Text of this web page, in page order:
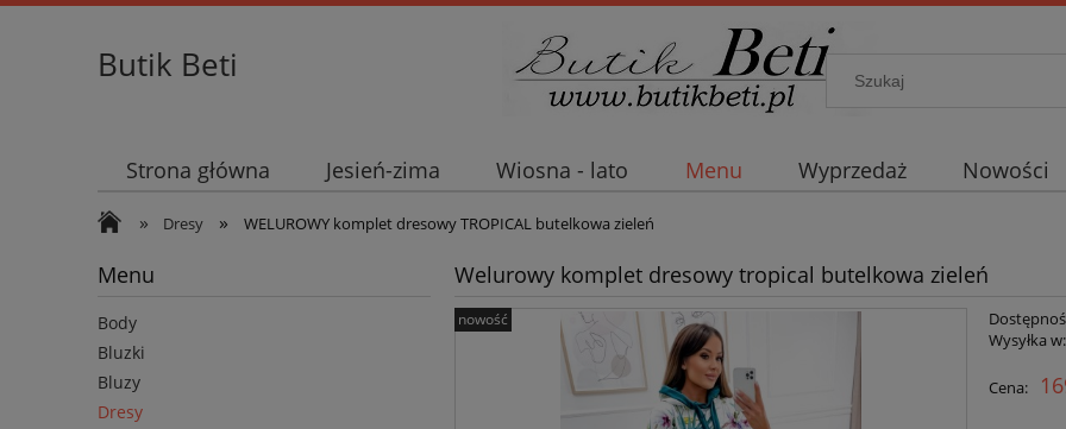
Butik Beti
Strona główna Jesień-zima Wiosna - lato Menu Wyprzedaż Nowości
» Dresy » WELUROWY komplet dresowy TROPICAL butelkowa zieleń
Menu
Body
Bluzki
Bluzy
Dresy
Welurowy komplet dresowy tropical butelkowa zieleń
nowość
Wysyłka w:
Cena: